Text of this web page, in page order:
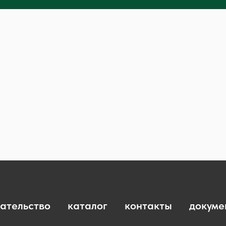
каталог контакты